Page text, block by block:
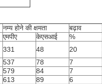
नम्य होने की क्षमता बढ़ाव
एमपीए केएसआई %
331 48 20
537 78 7
579 84 7
613 89 6